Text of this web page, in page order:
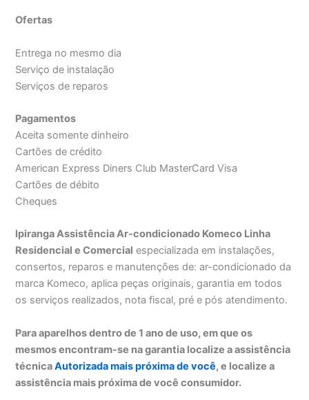
Ofertas
Entrega no mesmo dia
Serviço de instalação
Serviços de reparos
Pagamentos
Aceita somente dinheiro
Cartões de crédito
American Express Diners Club MasterCard Visa
Cartões de débito
Cheques
Ipiranga Assistência Ar-condicionado Komeco Linha
Residencial e Comercial especializada em instalações,
consertos, reparos e manutenções de: ar-condicionado da
marca Komeco, aplica peças originais, garantia em todos
os serviços realizados, nota fiscal, pré e pós atendimento.
Para aparelhos dentro de 1 ano de uso, em que os
mesmos encontram-se na garantia localize a assistência
técnicaAutorizada mais próxima de você, e localize a
assistência mais próxima de você consumidor.